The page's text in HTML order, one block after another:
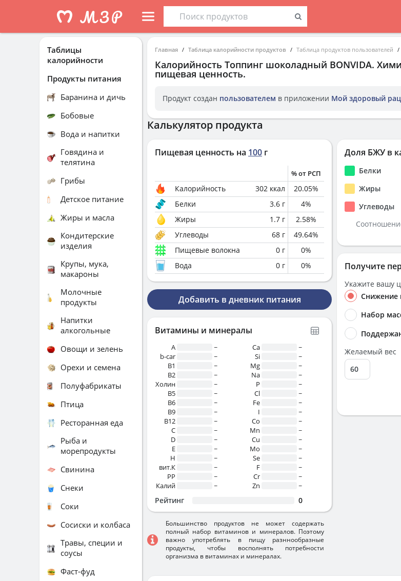
Главная Таблица калорийности продуктов Таблица продуктов пользователей
Калорийность Топпинг шоколадный BONVIDA.
пищевая ценность.
Продукт создан пользователем в приложении Мой здоровый
Калькулятор продукта
Пищевая ценность на 100 г
% от РСП
Калорийность 302 ккал 20.05%
Белки
3.6 г 4%
Жиры
1.7 г 2.58%
Углеводы
68 г 49.64%
Пищевые волокна
0 г 0%
Вода
0 г 0%
Добавить в дневник питания
Витамины и минералы
A
~
b-car
~
В1
~
B2
~
Холин
~
B5
~
B6
~
B9
~
B12
~
C
~
D
~
E
~
H
~
вит.К
~
PP
~
Калий
~
Ca
~
Si
~
Mg
~
Na
~
P
~
Cl
~
Fe
~
I
~
Co
~
Mn
~
Cu
~
Mo
~
Se
~
F
~
Cr
~
Zn
~
Рейтинг 0
Большинство продуктов не может содержать
полный набор витаминов и минералов. Поэтому
важно употреблять в пищу разннообразные
продукты, чтобы восполнять потребности
организма в витаминах и минералах.
Доля БЖУ в
Белки
Жиры
Углеводы
Получите
Укажите вашу
Снижение
Набор
Желаемый вес
Таблицы
калорийности
Продукты питания
Баранина и дичь
Бобовые
Вода и напитки
Говядина и
телятина
Грибы
Детское питание
Жиры и масла
Кондитерские
изделия
Крупы, мука,
макароны
Молочные
продукты
Напитки
алкогольные
Овощи и зелень
Орехи и семена
Полуфабрикаты
Птица
Ресторанная еда
Рыба и
морепродукты
Свинина
Снеки
Соки
Сосиски и колбаса
Травы, специи и
соусы
Фаст-фуд